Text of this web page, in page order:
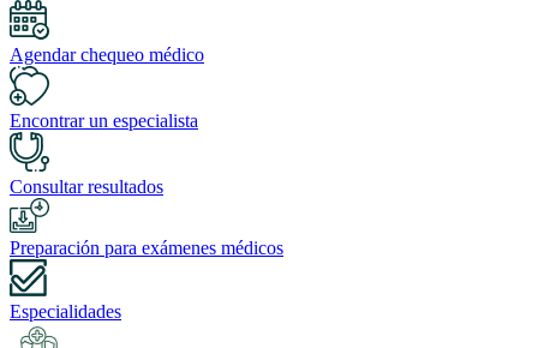
Agendar chequeo médico
Encontrar un especialista
Consultar resultados
Preparación para exámenes médicos
Especialidades